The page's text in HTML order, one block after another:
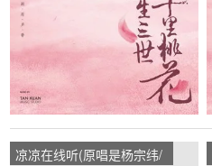
凉凉在线听(原唱是杨宗纬/